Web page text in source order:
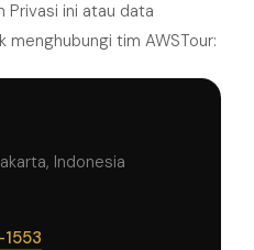
Privasi ini atau data
menghubungi tim AWSTour:
Indonesia